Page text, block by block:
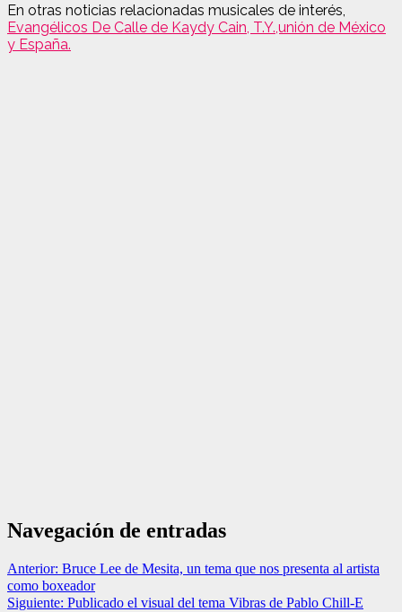
En otras noticias relacionadas musicales de interés,
Evangélicos De Calle de Kaydy Cain, T.Y.,unión de México
y España.
Navegación de entradas
Anterior: Bruce Lee de Mesita, un tema que nos presenta al artista
como boxeador
Siguiente: Publicado el visual del tema Vibras de Pablo Chill-E